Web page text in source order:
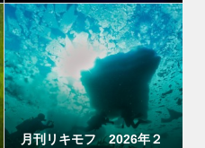
月刊リキモフ 2026年２